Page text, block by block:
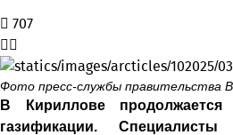
707
Фото пресс-службы правительства
В Кириллове
газификации.